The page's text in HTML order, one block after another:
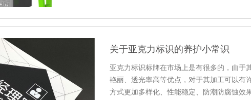
关于亚克力标识的养护小常识
亚克力标识标牌在市场上是有很多的，由于
艳丽、透光率高等优点，对于其加工可以有
方式更加多样化、性能稳定、防潮防腐蚀效